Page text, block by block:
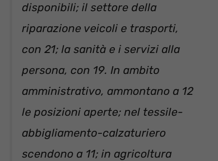
disponibili; il settore della
riparazione veicoli e trasporti,
con 21; la sanità e i servizi alla
persona, con 19. In ambito
amministrativo, ammontano a 12
le posizioni aperte; nel tessile-
abbigliamento-calzaturiero
scendono a 11; in agricoltura